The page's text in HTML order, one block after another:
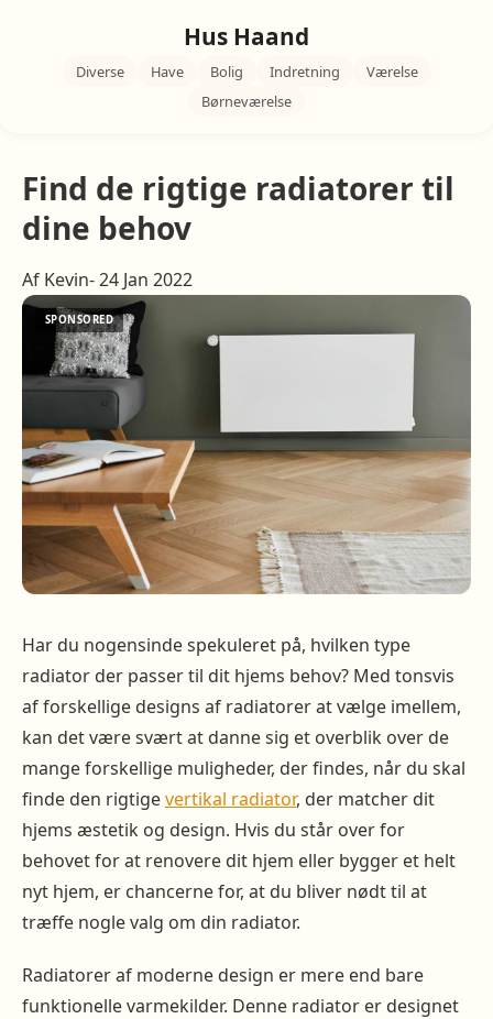
Hus Haand
Diverse Have Bolig Indretning
Værelse
Børneværelse
Find de rigtige radiatorer til
dine behov
Af Kevin- 24 Jan 2022
Har du nogensinde spekuleret på, hvilken type
radiator der passer til dit hjems behov? Med tonsvis
af forskellige designs af radiatorer at vælge imellem,
kan det være svært at danne sig et overblik over de
mange forskellige muligheder, der findes, når du skal
finde den rigtigevertikal radiator, der matcher dit
hjems æstetik og design. Hvis du står over for
behovet for at renovere dit hjem eller bygger et helt
nyt hjem, er chancerne for, at du bliver nødt til at
træffe nogle valg om din radiator.
Radiatorer af moderne design er mere end bare
funktionelle varmekilder. Denne radiator er designet